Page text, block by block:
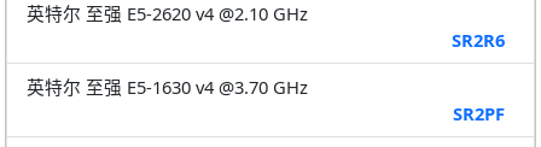
英特尔 至强 E5-2620 v4 @2.10 GHz
SR2R6
英特尔 至强 E5-1630 v4 @3.70 GHz
SR2PF